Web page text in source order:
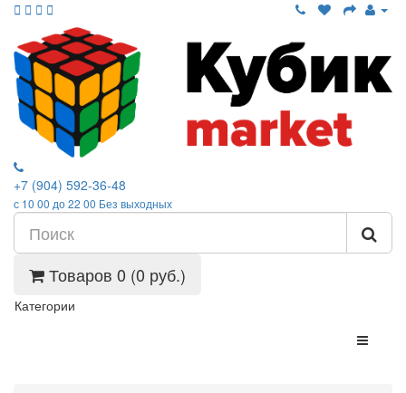
+7 (904) 592-36-48
с 10 00 до 22 00 Без выходных
Товаров 0 (0 руб.)
Категории